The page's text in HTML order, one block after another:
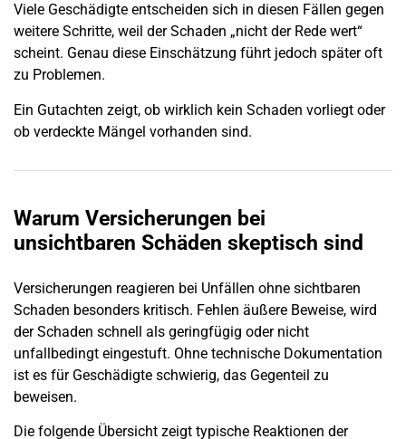
Viele Geschädigte entscheiden sich in diesen Fällen gegen
weitere Schritte, weil derSchaden „nicht der Rede wert“
scheint. Genau diese Einschätzung führt jedoch später oft
zu Problemen.
Ein Gutachten zeigt, ob wirklich kein Schaden vorliegt oder
ob verdeckte Mängel vorhanden sind.
Warum Versicherungen bei
unsichtbaren Schäden skeptisch sind
Versicherungen reagieren bei Unfällen ohne sichtbaren
Schaden besonders kritisch. Fehlen äußere Beweise, wird
derSchaden schnell als geringfügig oder nicht
unfallbedingt eingestuft. Ohne technische Dokumentation
ist es für Geschädigte schwierig, das Gegenteil zu
beweisen.
Die folgende Übersicht zeigt typische Reaktionen der